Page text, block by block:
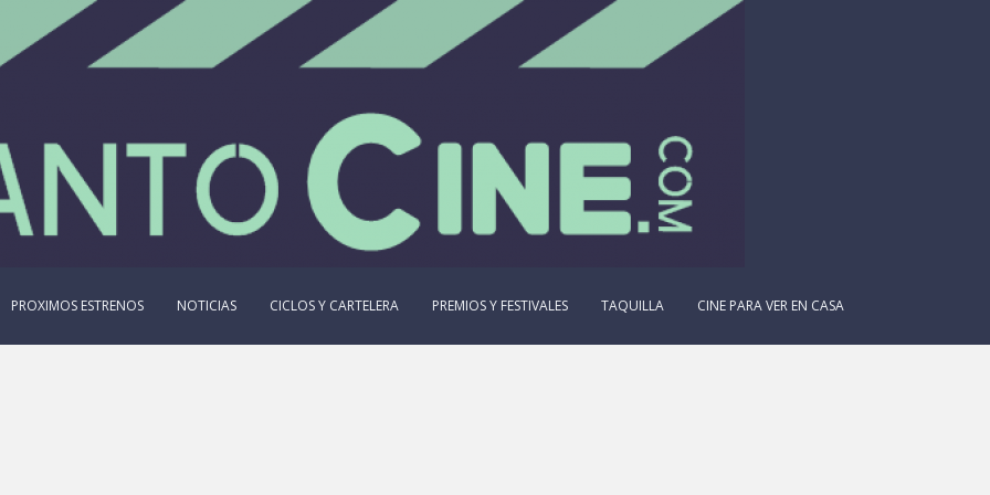
PROXIMOS ESTRENOS NOTICIAS CICLOS Y CARTELERA PREMIOS Y FESTIVALES TAQUILLA CINE PARA VER EN CASA